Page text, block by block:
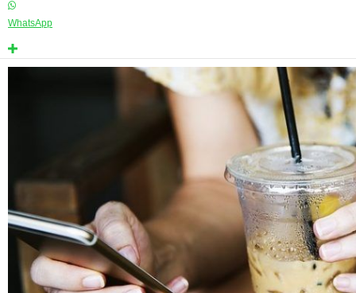
WhatsApp